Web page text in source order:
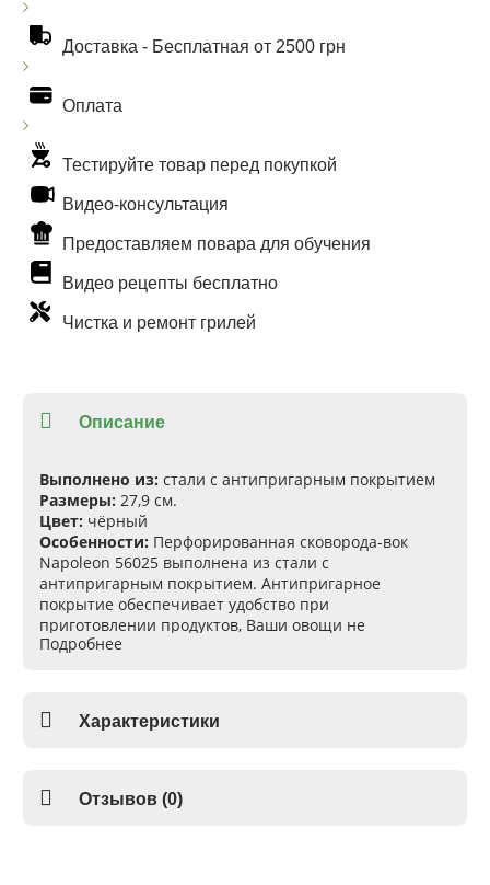
Доставка - Бесплатная от 2500 грн
Оплата
Тестируйте товар перед покупкой
Видео-консультация
Предоставляем повара для обучения
Видео рецепты бесплатно
Чистка и ремонт грилей
Описание
Выполнено из: стали с антипригарным покрытием
Размеры: 27,9 см.
Цвет: чёрный
Особенности: Перфорированная сковорода-вок
Napoleon 56025 выполнена из стали с
антипригарным покрытием. Антипригарное
покрытие обеспечивает удобство при
приготовлении продуктов, Ваши овощи не
прилипнут к основе. С такой сковородкой-вок, Вы
транспортировки, Napoleon 56025 оснащён двумя
ручками. Во время приготовления блюд на гриле,
мастерство приготовления овощных блюд на гриле
со сковородой-вок Napoleon 56025. Купить
Подробнее
Характеристики
Отзывов (0)